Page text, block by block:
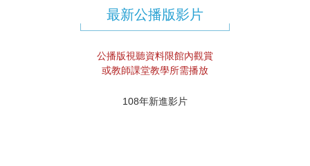
最新公播版影片
公播版視聽資料限館內觀賞
或教師課堂教學所需播放
108年新進影片